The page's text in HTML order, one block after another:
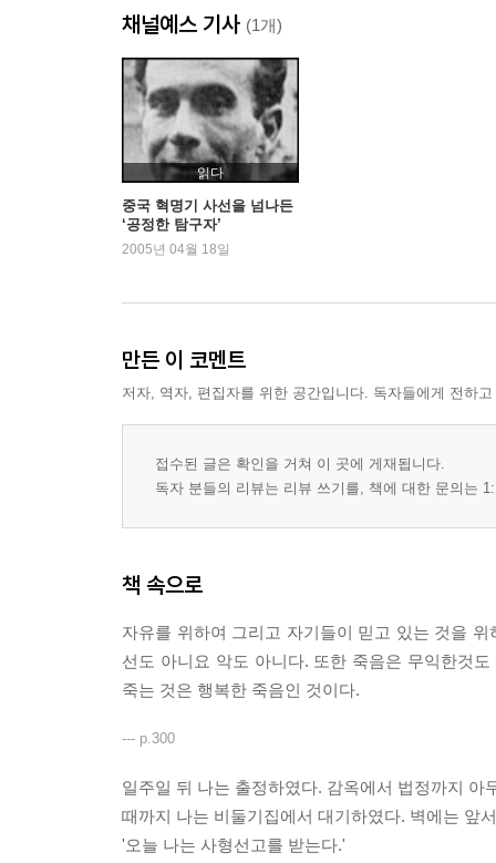
16. 다시 만주로
17. 위대한 첫사랑
18. 아리랑 고개를 넘다
19. 당내투쟁과 개인적 투쟁
20. 살인...자살...절망
21. 다시 대중운동으로
22. 다시 일본에 잡히다
23. 두 여인
24. 항일 전선
채널예스 기사 (1개)
읽다
중국 혁명기 사선을 넘나든
‘공정한 탐구자’
2005년 04월 18일
만든 이 코멘트
저자, 역자, 편집자를 위한 공간입니다. 독자들에게 전하
접수된 글은 확인을 거쳐 이 곳에 게재됩니다.
독자 분들의 리뷰는 리뷰 쓰기를, 책에 대한 문의는
책 속으로
자유를 위하여 그리고 자기들이 믿고 있는 것을
선도 아니요 악도 아니다. 또한 죽음은 무익한것
죽는 것은 행복한 죽음인 것이다.
--- p.300
일주일 뒤 나는 출정하였다. 감옥에서 법정까지
때까지 나는 비둘기집에서 대기하였다. 벽에는 앞
'오늘 나는 사형선고를 받는다.'